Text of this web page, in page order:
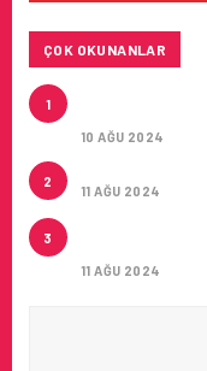
ÇOK OKUNANLAR
1
10 AĞU 2024
2
11 AĞU 2024
3
11 AĞU 2024